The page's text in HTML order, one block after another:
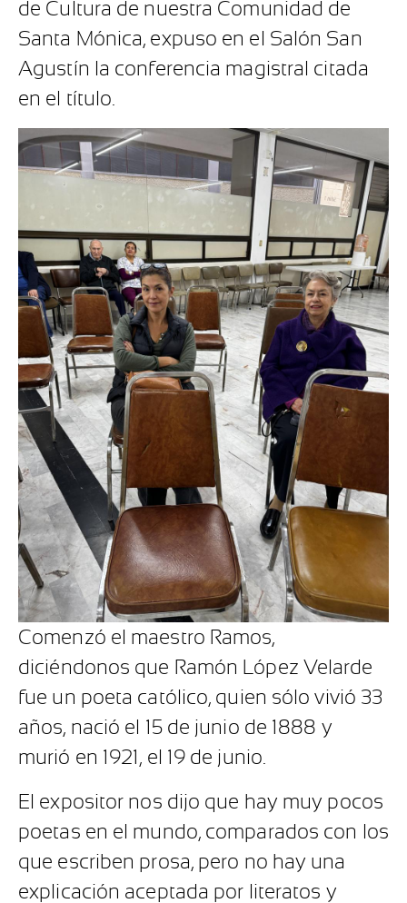
de Cultura de nuestra Comunidad de
Santa Mónica, expuso en el Salón San
Agustín la conferencia magistral citada
en el título.
Comenzó el maestro Ramos,
diciéndonos que Ramón López Velarde
fue un poeta católico, quien sólo vivió 33
años, nació el 15 de junio de 1888 y
murió en 1921, el 19 de junio.
El expositor nos dijo que hay muy pocos
poetas en el mundo, comparados con los
que escriben prosa, pero no hay una
explicación aceptada por literatos y